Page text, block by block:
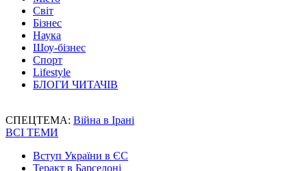
Світ
Бізнес
Наука
Шоу-бізнес
Спорт
Lifestyle
БЛОГИ ЧИТАЧІВ
СПЕЦТЕМА: Війна в Ірані
ВСІ ТЕМИ
Вступ України в ЄС
Теракт в Барселоні